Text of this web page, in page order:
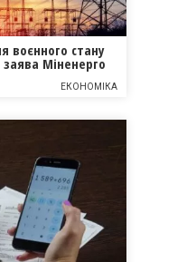
воєнного стану
Міненерго
ЕКОНОМІКА